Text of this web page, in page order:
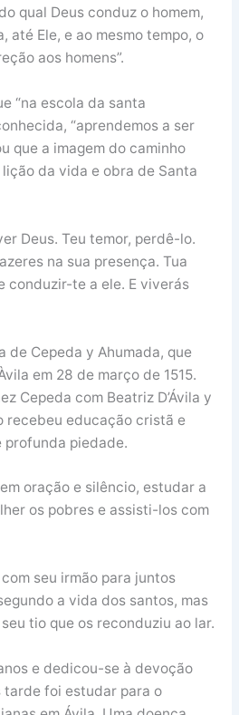
qual Deus conduz o homem,
até Ele, e ao mesmo tempo, o
aos homens”.
“na escola da santa
“aprendemos a ser
que a imagem do caminho
da vida e obra de Santa
Deus. Teu temor, perdê-lo.
na sua presença. Tua
conduzir-te a ele. E viverás
de Cepeda y Ahumada, que
em 28 de março de 1515.
Cepeda com Beatriz D’Ávila y
recebeu educação cristã e
profunda piedade.
oração e silêncio, estudar a
os pobres e assisti-los com
seu irmão para juntos
a vida dos santos, mas
tio que os reconduziu ao lar.
e dedicou-se à devoção
tarde foi estudar para o